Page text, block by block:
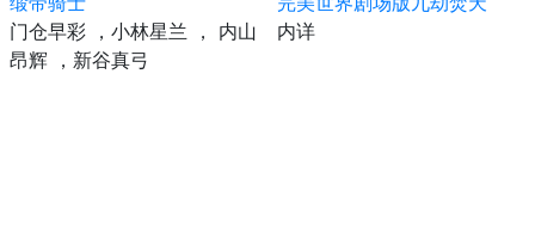
门仓早彩 ，小林星兰 ， 内山
昂辉 ，新谷真弓
内详